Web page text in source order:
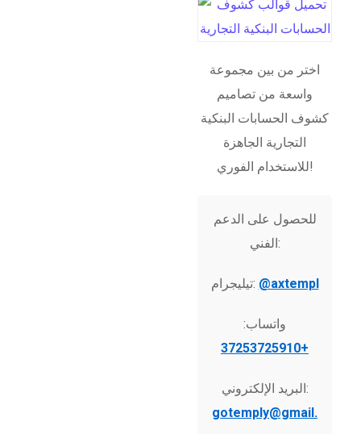
اختر من بين مجموعة
واسعة من تصاميم
كشوف الحسابات البنكية
التجارية الجاهزة
للاستخدام الفوري!
للحصول على الدعم
الفني:
تيليجرام: @axtempl
واتساب:
+37253725910
البريد الإلكتروني:
gotemply@gmail.